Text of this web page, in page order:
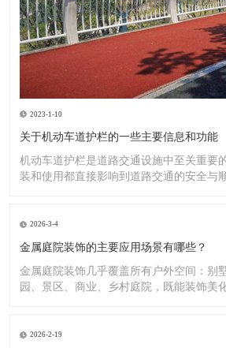
2023-1-10
关于机动车道护栏的一些主要信息和功能
机动车道护栏是道路交通设施中至关重要
装和使用都直接影响到道路交通的安全与
2026-3-4
金属庭院装饰的主要应用场景有哪些？
金属庭院装饰几乎覆盖所有户外空间：别
园、景区、商业、乡村庭院，既能装饰美
2026-2-19